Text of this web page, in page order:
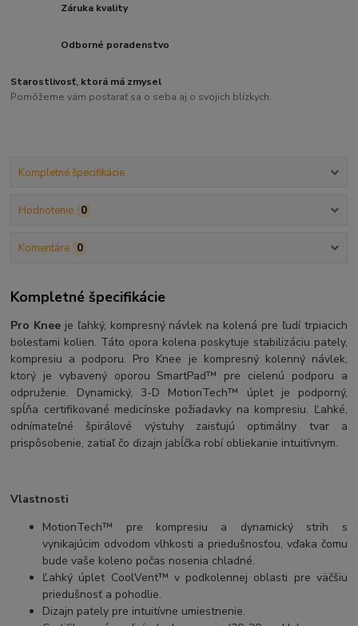
Záruka kvality
Odborné poradenstvo
Starostlivosť, ktorá má zmysel
Pomôžeme vám postarať sa o seba aj o svojich blízkych.
Kompletné špecifikácie
Hodnotenie 0
Komentáre 0
Kompletné špecifikácie
Pro Knee je ľahký, kompresný návlek na kolená pre ľudí trpiacich
bolesťami kolien. Táto opora kolena poskytuje stabilizáciu pately,
kompresiu a podporu. Pro Knee je kompresný kolenný návlek,
ktorý je vybavený oporou SmartPad™ pre cielenú podporu a
odpruženie. Dynamický, 3-D MotionTech™ úplet je podporný,
spĺňa certifikované medicínske požiadavky na kompresiu. Ľahké,
odnímateľné špirálové výstuhy zaisťujú optimálny tvar a
prispôsobenie, zatiaľ čo dizajn jabĺčka robí obliekanie intuitívnym.
Vlastnosti
MotionTech™ pre kompresiu a dynamický strih s
vynikajúcim odvodom vlhkosti a priedušnosťou, vďaka čomu
bude vaše koleno počas nosenia chladné.
Ľahký úplet CoolVent™ v podkolennej oblasti pre väčšiu
priedušnosť a pohodlie.
Dizajn pately pre intuitívne umiestnenie.